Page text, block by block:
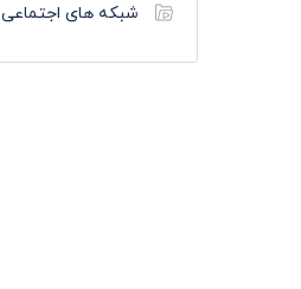
شبکه های اجتماعی